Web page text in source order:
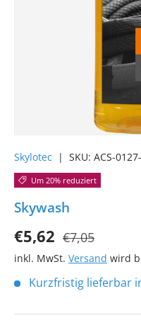
Skylotec | SKU: ACS-
Um 20% reduziert
Skywash
€5,62 €7,05
inkl. MwSt. Versand wird
Kurzfristig lieferbar